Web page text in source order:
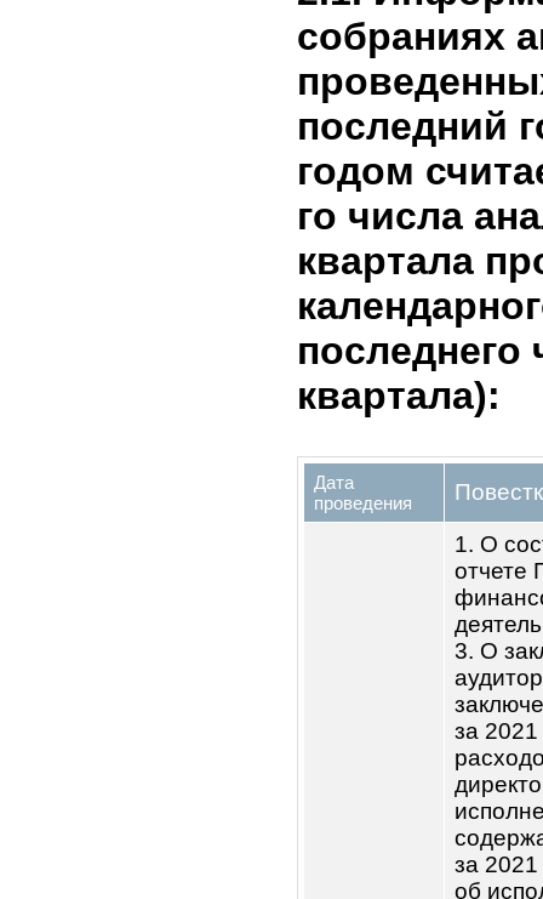
1
образования и
воспитания
2
Учреждение
Дошкольная
организация
«Балаты» № 21
2.
2.1.
годом
го числа
квартала
квартала):